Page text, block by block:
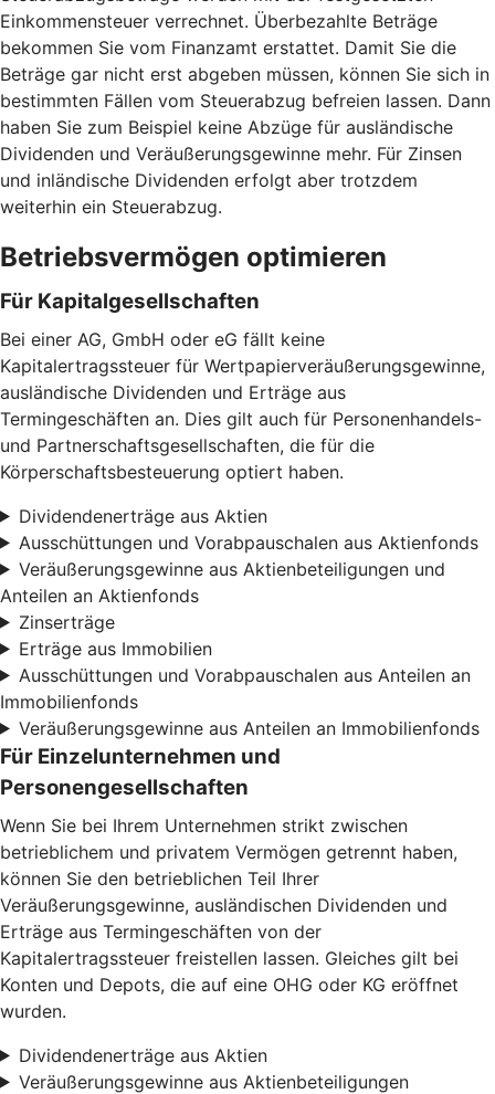
Einkommensteuer verrechnet. Überbezahlte Beträge
bekommen Sie vom Finanzamt erstattet. Damit Sie die
Beträge gar nicht erst abgeben müssen, können Sie sich in
bestimmten Fällen vom Steuerabzug befreien lassen. Dann
haben Sie zum Beispiel keine Abzüge für ausländische
Dividenden und Veräußerungsgewinne mehr. Für Zinsen
und inländische Dividenden erfolgt aber trotzdem
weiterhin ein Steuerabzug.
Betriebsvermögen optimieren
Für Kapitalgesellschaften
Bei einer AG, GmbH oder eG fällt keine
Kapitalertragssteuer für Wertpapierveräußerungsgewinne,
ausländische Dividenden und Erträge aus
Termingeschäften an. Dies gilt auch für Personenhandels-
und Partnerschaftsgesellschaften, die für die
Körperschaftsbesteuerung optiert haben.
Dividendenerträge aus Aktien
Ausschüttungen und Vorabpauschalen aus Aktienfonds
Veräußerungsgewinne aus Aktienbeteiligungen und
Anteilen an Aktienfonds
Zinserträge
Erträge aus Immobilien
Ausschüttungen und Vorabpauschalen aus Anteilen an
Immobilienfonds
Veräußerungsgewinne aus Anteilen an Immobilienfonds
Für Einzelunternehmen und
Personengesellschaften
Wenn Sie bei Ihrem Unternehmen strikt zwischen
betrieblichem und privatem Vermögen getrennt haben,
können Sie den betrieblichen Teil Ihrer
Veräußerungsgewinne, ausländischen Dividenden und
Erträge aus Termingeschäften von der
Kapitalertragssteuer freistellen lassen. Gleiches gilt bei
Konten und Depots, die auf eine OHG oder KG eröffnet
wurden.
Dividendenerträge aus Aktien
Veräußerungsgewinne aus Aktienbeteiligungen